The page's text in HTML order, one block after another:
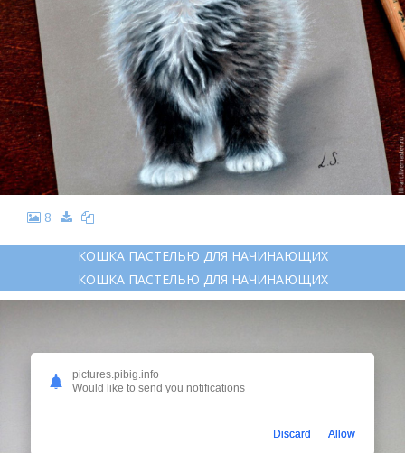
8
КОШКА ПАСТЕЛЬЮ ДЛЯ НАЧИНАЮЩИХ
КОШКА ПАСТЕЛЬЮ ДЛЯ НАЧИНАЮЩИХ
pictures.pibig.info
Would like to send you notifications
Discard Allow